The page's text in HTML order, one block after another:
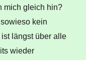
mich gleich hin?
kein
längst über alle
wieder